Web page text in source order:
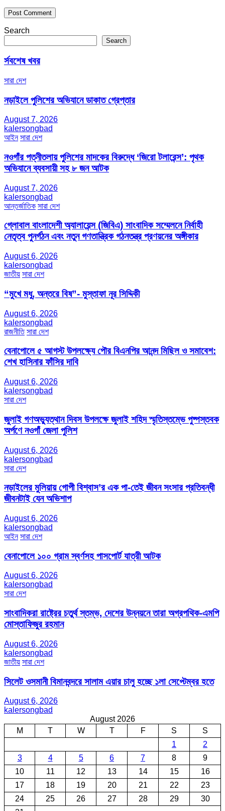
Search
Search
র্সবশেষ খবর
সারা দেশ
নড়াইলে পুলিশের অভিযানে ডাকাত গ্রেপ্তার
August 7, 2026
kalersongbad
আইন সারা দেশ
নওগাঁর পত্নীতলায় পুলিশের মাদকের বিরুদ্ধে ‘জিরো টলারেন্স’: পৃথক
অভিযানে ব্যবসায়ী সহ ৮ জন আটক
August 7, 2026
kalersongbad
আন্তর্জাতিক সারা দেশ
গ্লোবাল বাংলাদেশী অ্যালায়েন্স (জিবিএ) সাংবাদিক সম্মেলনে নির্বাহী
নেতৃত্ব পুনর্গঠন এবং নতুন গণতান্ত্রিক গঠনতন্ত্র প্রণয়নের অঙ্গীকার
August 6, 2026
kalersongbad
জাতীয় সারা দেশ
“মুখে মধু, অন্তরে বিষ”- মুস্তাফা নূর সিদ্দিকী
August 6, 2026
kalersongbad
রাজনীতি সারা দেশ
বেনাপোলে ৫ আগস্ট উপলক্ষ্যে পৌর বিএনপির আনন্দ মিছিল ও সমাবেশ:
শেখ হাসিনার ফাঁসির দাবি
August 6, 2026
kalersongbad
সারা দেশ
জুলাই গণঅভ্যুত্থান দিবস উপলক্ষে জুলাই শহিদ স্মৃতিস্তম্ভে পুষ্পস্তবক
অর্পণে নওগাঁ জেলা পুলিশ
August 6, 2026
kalersongbad
সারা দেশ
নড়াইলের মুলিয়ায় গোপী বিশ্বাস’র এক পা-তেই জীবন সংসার প্রতিবন্ধী
জীবনটাই যেন অভিশাপ
August 6, 2026
kalersongbad
আইন সারা দেশ
বেনাপোলে ১০০ গ্রাম স্বর্ণসহ পাসপোর্ট যাত্রী আটক
August 6, 2026
kalersongbad
সারা দেশ
সাংবাদিকরা রাষ্ট্রের চতুর্থ স্তম্ভ, দেশের উন্নয়নে তারা অগ্রপথিক-এমপি
মোস্তাফিজুর রহমান
August 6, 2026
kalersongbad
জাতীয় সারা দেশ
সিলেট ওসমানী বিমানবন্দরে সালাম এয়ার চালু হচ্ছে ১লা সেপ্টেম্বর হতে
August 6, 2026
kalersongbad
August 2026
M
T W T F S
S
1
2
3
4 5 6 7 8
9
10
11 12 13 14 15
16
17
18 19 20 21 22
23
24
25 26 27 28 29
30